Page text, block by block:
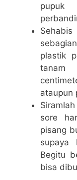
pupuk
plastik
tanam
ataupun
sore
pisang
supaya
Begitu
bisa